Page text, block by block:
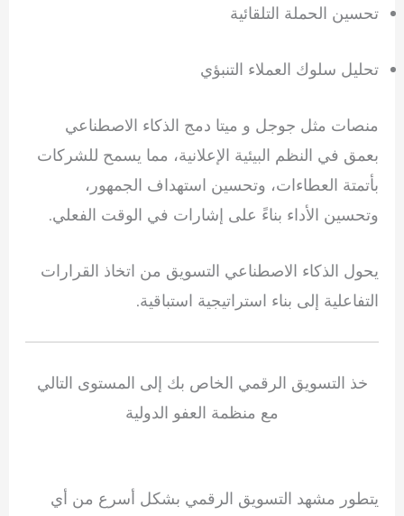
تحسين الحملة التلقائية
تحليل سلوك العملاء التنبؤي
منصات مثل جوجل و ميتا دمج الذكاء الاصطناعي
بعمق في النظم البيئية الإعلانية، مما يسمح للشركات
بأتمتة العطاءات، وتحسين استهداف الجمهور،
وتحسين الأداء بناءً على إشارات في الوقت الفعلي.
يحول الذكاء الاصطناعي التسويق من اتخاذ القرارات
التفاعلية إلى بناء استراتيجية استباقية.
خذ التسويق الرقمي الخاص بك إلى المستوى التالي
مع منظمة العفو الدولية
يتطور مشهد التسويق الرقمي بشكل أسرع من أي